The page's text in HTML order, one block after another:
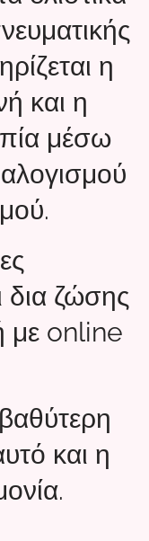
η
και η
μέσω
δια ζώσης
με online
και η